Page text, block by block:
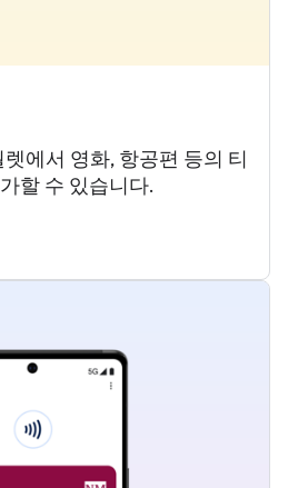
에서 영화, 항공편 등의 티
할 수 있습니다.